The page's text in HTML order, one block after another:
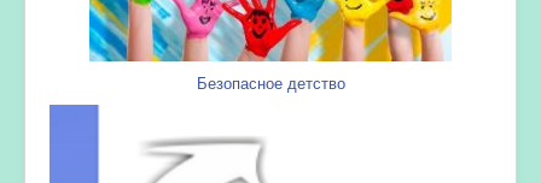
Безопасное детство